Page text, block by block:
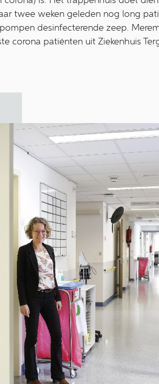
twee weken geleden nog long
desinfecterende zeep.
corona patiënten uit Ziekenhuis